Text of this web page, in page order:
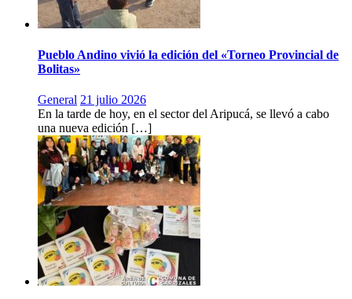
Pueblo Andino vivió la edición del «Torneo Provincial de
Bolitas»
General 21 julio 2026
En la tarde de hoy, en el sector del Aripucá, se llevó a cabo
una nueva edición […]